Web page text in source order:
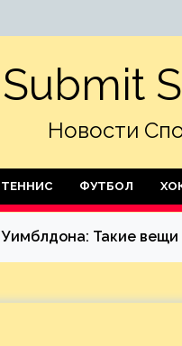
Submit
Новости
ТЕННИС ФУТБОЛ
Такие